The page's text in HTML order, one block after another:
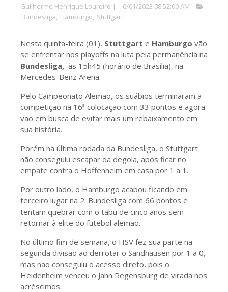
Guilherme Henrique Loureiro |
6/01/2023 08:52:00 AM
Bundesliga, Hamburgo, Stuttgart
Nesta quinta-feira (01), Stuttgart e Hamburgo vão
se enfrentar nos playoffs na luta pela permanência na
Bundesliga, às 15h45 (horário de Brasília), na
Mercedes-Benz Arena.
Pelo Campeonato Alemão, os suábios terminaram a
competição na 16ª colocação com 33 pontos e agora
vão em busca de evitar mais um rebaixamento em
sua história.
Porém na última rodada da Bundesliga, o Stuttgart
não conseguiu escapar da degola, após ficar no
empate contra o Hoffenheim em casa por 1 a 1.
Por outro lado, o Hamburgo acabou ficando em
terceiro lugar na 2. Bundesliga com 66 pontos e
tentam quebrar com o tabu de cinco anos sem
retornar à elite do futebol alemão.
No último fim de semana, o HSV fez sua parte na
segunda divisão ao derrotar o Sandhausen por 1 a 0,
mas não conseguiu o acesso direto, pois o
Heidenheim venceu o Jahn Regensburg de virada nos
acréscimos.